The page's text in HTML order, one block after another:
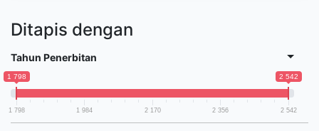
Ditapis dengan
Tahun Penerbitan
1 798 2 542
1 798 1 984 2 170 2 356 2 542